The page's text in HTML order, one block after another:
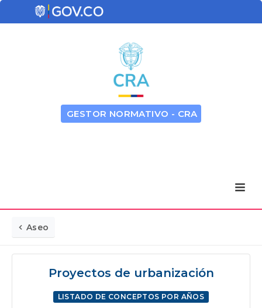
GESTOR NORMATIVO - CRA
Aseo
Proyectos de urbanización
LISTADO DE CONCEPTOS POR AÑOS